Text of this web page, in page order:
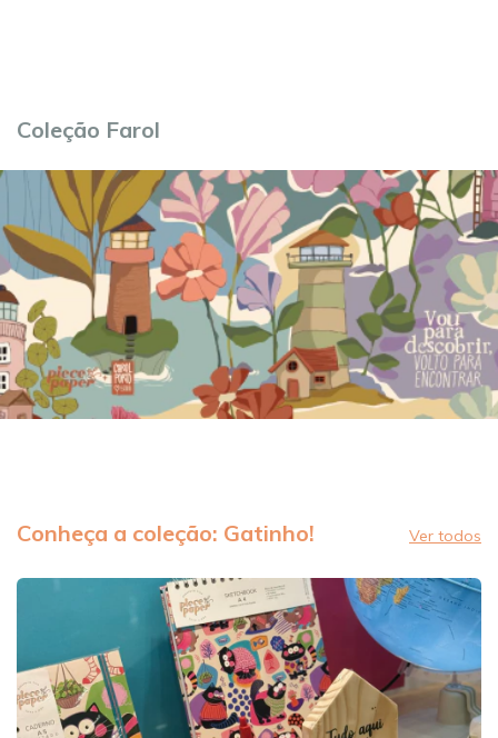
Coleção Farol
Conheça a coleção: Gatinho! Ver todos